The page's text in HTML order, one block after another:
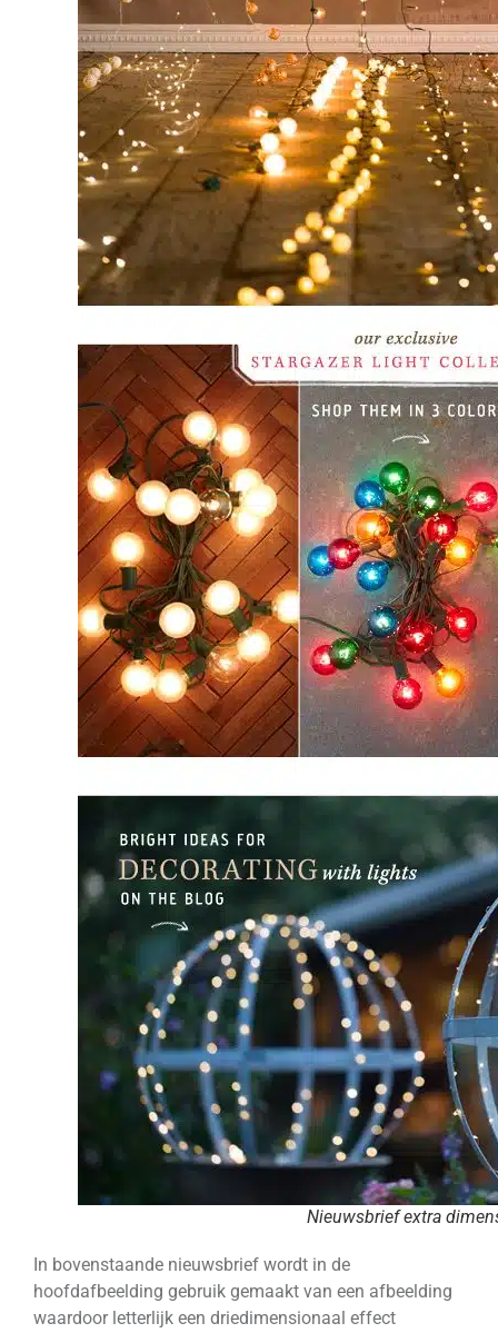
Nieuwsbrief extra
In bovenstaande nieuwsbrief wordt in de
hoofdafbeelding gebruik gemaakt van een afbeelding
waardoor letterlijk een driedimensionaal effect